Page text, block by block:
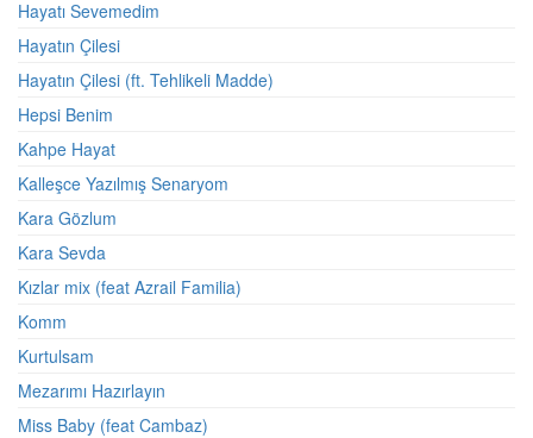
Hayatı Sevemedim
Hayatın Çilesi
Hayatın Çilesi (ft. Tehlikeli Madde)
Hepsi Benim
Kahpe Hayat
Kalleşce Yazılmış Senaryom
Kara Gözlum
Kara Sevda
Kızlar mix (feat Azrail Familia)
Komm
Kurtulsam
Mezarımı Hazırlayın
Miss Baby (feat Cambaz)